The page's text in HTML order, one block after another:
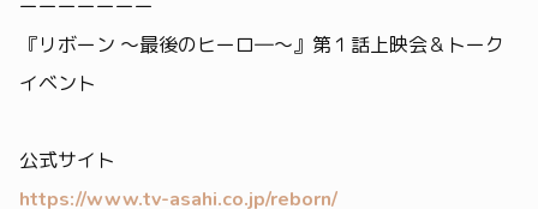
ーーーーーーー
『リボーン ～最後のヒーロ―～』第１話上映会＆トーク
イベント
公式サイト
https://www.tv-asahi.co.jp/reborn/